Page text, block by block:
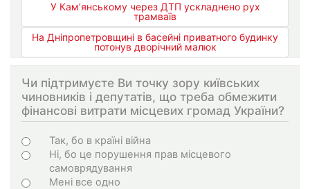
У Кам’янському через ДТП ускладнено рух
трамваїв
На Дніпропетровщині в басейні приватного будинку
потонув дворічний малюк
Чи підтримуєте Ви точку зору київських
чиновників і депутатів, що треба обмежити
фінансові витрати місцевих громад України?
Варіанти
Так, бо в країні війна
Ні, бо це порушення прав місцевого
самоврядування
Мені все одно